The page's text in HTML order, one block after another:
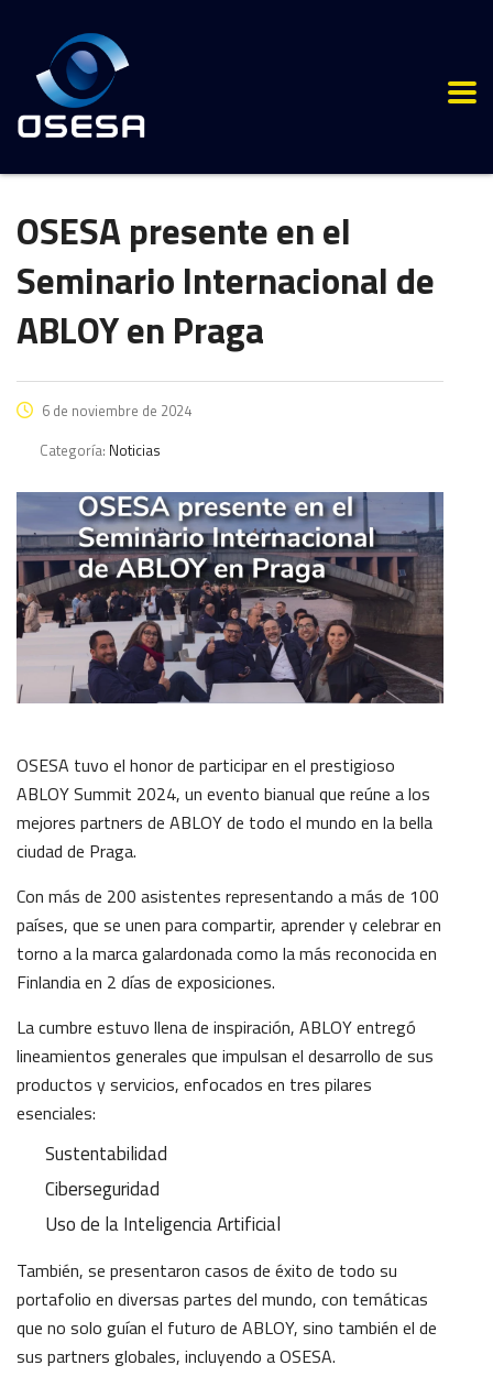
OSESA presente en el
Seminario Internacional de
ABLOY en Praga
6 de noviembre de 2024
Categoría: Noticias
OSESA tuvo el honor de participar en el prestigioso
ABLOY Summit 2024, un evento bianual que reúne a los
mejores partners de ABLOY de todo el mundo en la bella
ciudad de Praga.
Con más de 200 asistentes representando a más de 100
países, que se unen para compartir, aprender y celebrar en
torno a la marca galardonada como la más reconocida en
Finlandia en 2 días de exposiciones.
La cumbre estuvo llena de inspiración, ABLOY entregó
lineamientos generales que impulsan el desarrollo de sus
productos y servicios, enfocados en tres pilares
esenciales:
Sustentabilidad
Ciberseguridad
Uso de la Inteligencia Artificial
También, se presentaron casos de éxito de todo su
portafolio en diversas partes del mundo, con temáticas
que no solo guían el futuro de ABLOY, sino también el de
sus partners globales, incluyendo a OSESA.